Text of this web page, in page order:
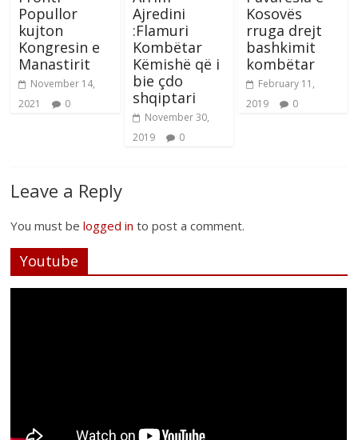
Popullor
kujton
Kongresin e
Manastirit
November 14,
2021
0
Ajredini
:Flamuri
Kombëtar
Këmishë që i
bie çdo
shqiptari
November 30,
2019
0
Kosovës
rruga drejt
bashkimit
kombëtar
February 11,
2019
0
Leave a Reply
You must belogged in to post a comment.
Youtube